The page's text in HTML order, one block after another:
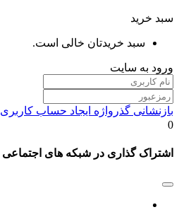
سبد خرید
سبد خریدتان خالی است.
ورود به سایت
بازنشانی گذرواژه ایجاد حساب کاربری
0
اشتراک گذاری در شبکه های اجتماعی